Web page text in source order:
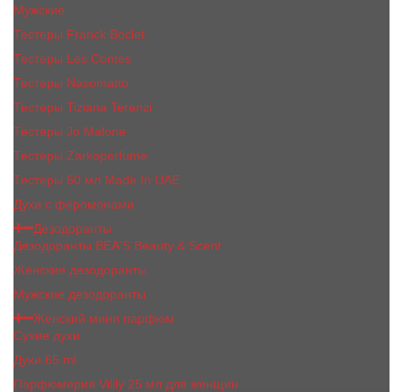
Мужские
Тестеры Franck Boclet
Тестеры Les Contes
Тестеры Nasomatto
Тестеры Tiziana Terenzi
Тестеры Jо Malоnе
Тестеры Zarkoperfume
Тестеры 60 мл Made In UAE
Духи с феромонами
Дезодоранты
Дезодоранты BEA'S Beauty & Scent
Женские дезодоранты
Мужские дезодоранты
Женский мини парфюм
Сухие духи
Духи 65 ml
Парфюмерия Vilily 25 мл для женщин